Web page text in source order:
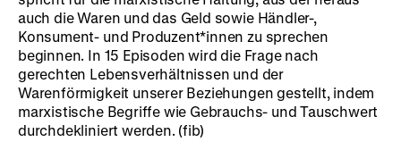
auch die Waren und das Geld sowie Händler-,
Konsument- und Produzent*innen zu sprechen
beginnen. In 15 Episoden wird die Frage nach
gerechten Lebensverhältnissen und der
Warenförmigkeit unserer Beziehungen gestellt, indem
marxistische Begriffe wie Gebrauchs- und Tauschwert
durchdekliniert werden. (fib)